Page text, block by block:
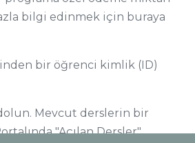
bilgi edinmek için buraya
bir öğrenci kimlik (ID)
Mevcut derslerin bir
"Açılan Dersler"